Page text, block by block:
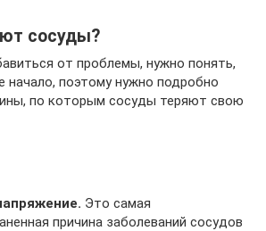
сосуды?
от проблемы, нужно понять,
начало, поэтому нужно подробно
по которым сосуды теряют свою
Это самая
причина заболеваний сосудов